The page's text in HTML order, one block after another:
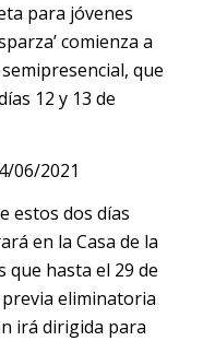
para jóvenes
comienza a
que
12 y 13 de
06/2021
estos dos días
en la Casa de la
hasta el 29 de
eliminatoria
irá dirigida para